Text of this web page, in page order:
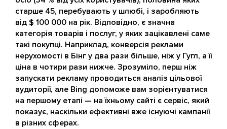
старше 45, перебувають у шлюбі, і заробляють
від $ 100 000 на рік. Відповідно, є значна
категорія товарів і послуг, у яких зацікавлені саме
такі покупці. Наприклад, конверсія реклами
нерухомості в Бінг у два рази більше, ніж у Гугл, а її
ціна в чотири рази нижче. Зрозуміло, перш ніж
запускати рекламу проводиться аналіз цільової
аудиторії, але Bing допоможе вам зорієнтуватися
на першому етапі — на їхньому сайті є сервіс, який
показує, наскільки ефективні вже існуючі кампанії
в різних сферах.